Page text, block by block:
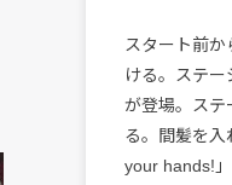
スタート前
ける。ステ
が登場。ステ
る。間髪を
your hands!